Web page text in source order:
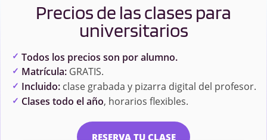
Derecho Penal II
Derecho Procesal
Derecho y Seguridad
Informática: Prueba
Evidencia Digital
Estadística Aplicada
Precios de las clases para
universitarios
Todos los precios son por alumno.
Matrícula:GRATIS.
Incluido:clase grabada y pizarra digital del profesor.
Clases todo el año, horarios flexibles.
RESERVA TU CLASE